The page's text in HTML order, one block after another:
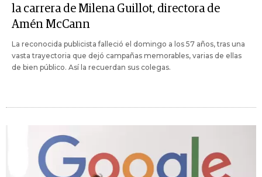
la carrera de Milena Guillot, directora de
Amén McCann
La reconocida publicista falleció el domingo a los 57 años, tras una
vasta trayectoria que dejó campañas memorables, varias de ellas
de bien público. Así la recuerdan sus colegas.